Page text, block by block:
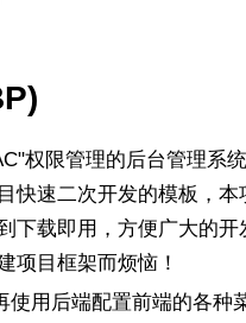
权限管理的后台管理系
快速二次开发的模板，本
下载即用，方便广大的开
项目框架而烦恼！
使用后端配置前端的各种